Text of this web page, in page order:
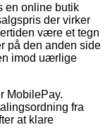
en online butik
der virker
være et tegn
på den anden side
imod uærlige
MobilePay.
fra
at klare